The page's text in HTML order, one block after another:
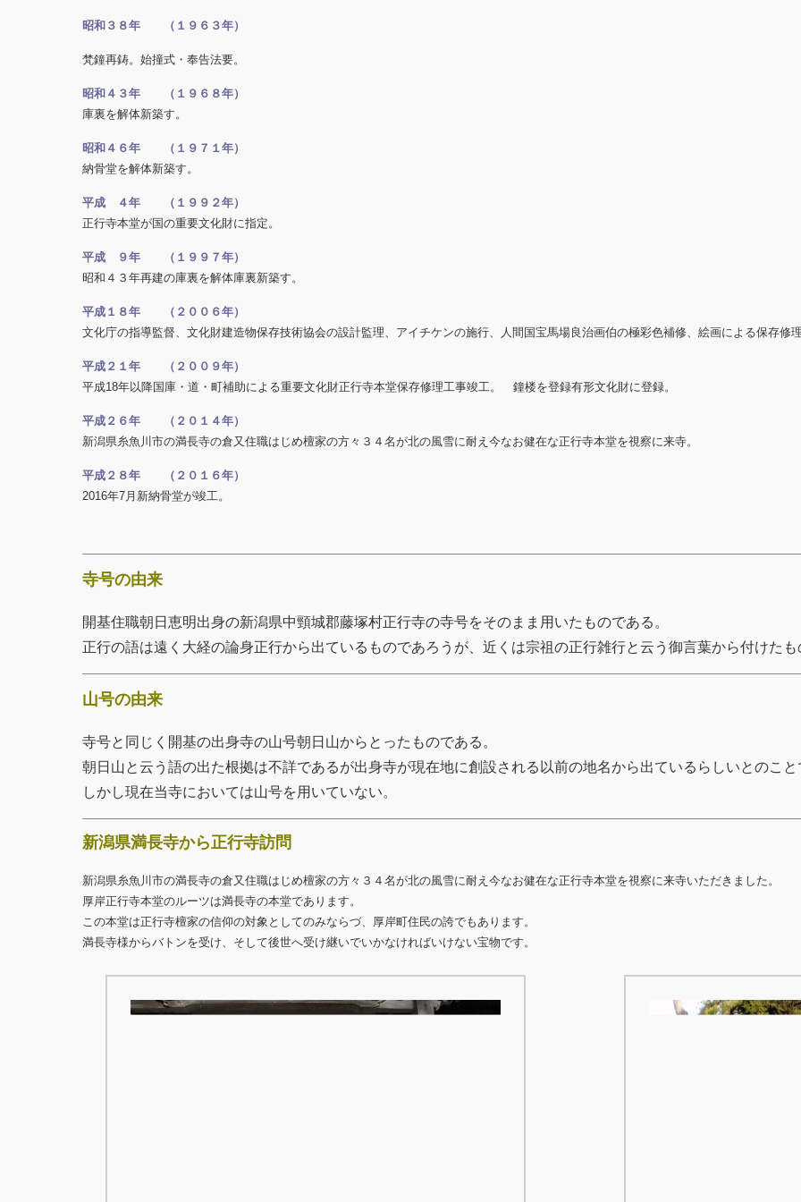
昭和３８年 （１９６３年）
梵鐘再鋳。始撞式・奉告法要。
昭和４３年 （１９６８年）
庫裏を解体新築す。
昭和４６年 （１９７１年）
納骨堂を解体新築す。
平成 ４年 （１９９２年）
正行寺本堂が国の重要文化財に指定。
平成 ９年 （１９９７年）
昭和４３年再建の庫裏を解体庫裏新築す。
平成１８年 （２００６年）
文化庁の指導監督、文化財建造物保存技術協会の設計監理、アイチケンの施行、人間国宝馬場良治画伯の極彩色補修、絵画による保存修
平成２１年 （２００９年）
平成18年以降国庫・道・町補助による重要文化財正行寺本堂保存修理工事竣工。 鐘楼を登録有形文化財に登録。
平成２６年 （２０１４年）
新潟県糸魚川市の満長寺の倉又住職はじめ檀家の方々３４名が北の風雪に耐え今なお健在な正行寺本堂を視察に来寺。
平成２８年 （２０１６年）
2016年7月新納骨堂が竣工。
寺号の由来
開基住職朝日恵明出身の新潟県中頸城郡藤塚村正行寺の寺号をそのまま用いたものである。
正行の語は遠く大経の論身正行から出ているものであろうが、近くは宗祖の正行雑行と云う御言葉から付けた
山号の由来
寺号と同じく開基の出身寺の山号朝日山からとったものである。
朝日山と云う語の出た根拠は不詳であるが出身寺が現在地に創設される以前の地名から出ているらしいとのこと
しかし現在当寺においては山号を用いていない。
新潟県満長寺から正行寺訪問
新潟県糸魚川市の満長寺の倉又住職はじめ檀家の方々３４名が北の風雪に耐え今なお健在な正行寺本堂を視察に来寺いただきました。
厚岸正行寺本堂のルーツは満長寺の本堂であります。
この本堂は正行寺檀家の信仰の対象としてのみならづ、厚岸町住民の誇でもあります。
満長寺様からバトンを受け、そして後世へ受け継いでいかなければいけない宝物です。